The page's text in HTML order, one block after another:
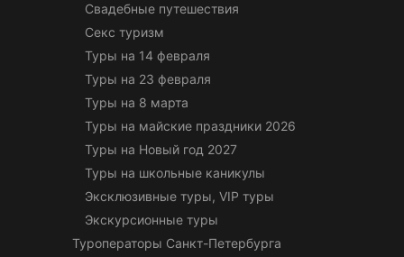
Свадебные путешествия
Секс туризм
Туры на 14 февраля
Туры на 23 февраля
Туры на 8 марта
Туры на майские праздники 2026
Туры на Новый год 2027
Туры на школьные каникулы
Эксклюзивные туры, VIP туры
Экскурсионные туры
Туроператоры Санкт-Петербурга